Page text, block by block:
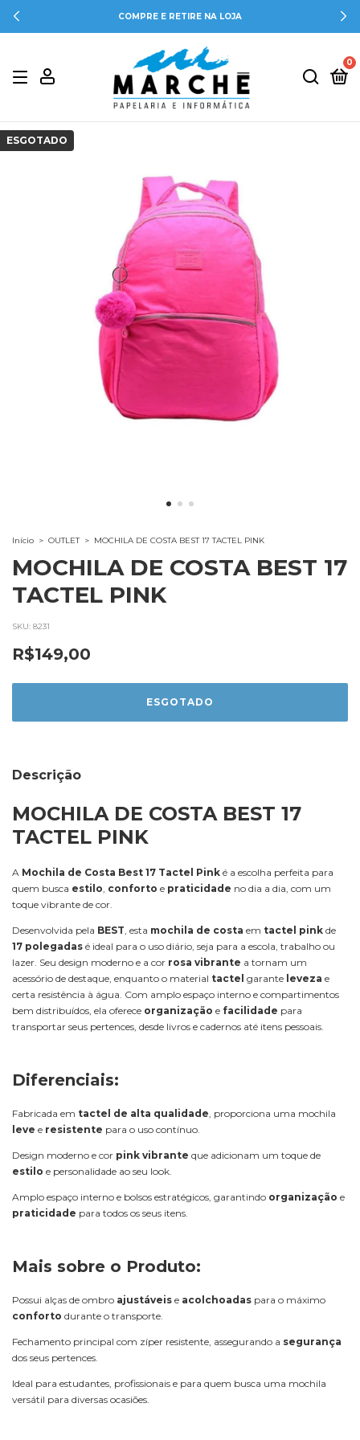
COMPRE E RETIRE NA LOJA
0
ESGOTADO
Início > OUTLET > MOCHILA DE COSTA BEST 17 TACTEL PINK
MOCHILA DE COSTA BEST 17
TACTEL PINK
SKU: 8231
R$149,00
Descrição
MOCHILA DE COSTA BEST 17
TACTEL PINK
A Mochila de Costa Best 17 Tactel Pink é a escolha perfeita para
quem busca estilo conforto e praticidade no dia a dia, com um
toque vibrante de cor.
Desenvolvida pela BEST , esta mochila de costa em tactel pink de
17 polegadas é ideal para o uso diário, seja para a escola, trabalho ou
lazer. Seu design moderno e a cor rosa vibrante a tornam um
acessório de destaque, enquanto o material tactel garante leveza e
certa resistência à água. Com amplo espaço interno e compartimentos
bem distribuídos, ela oferece organização e facilidade para
transportar seus pertences, desde livros e cadernos até itens pessoais.
Diferenciais:
Fabricada em tactel de alta qualidade , proporciona uma mochila
leve e resistente para o uso contínuo.
Design moderno e cor pink vibrante que adicionam um toque de
estilo e personalidade ao seu look.
Amplo espaço interno e bolsos estratégicos, garantindo organização e
praticidade para todos os seus itens.
Mais sobre o Produto:
Possui alças de ombro ajustáveis e acolchoadas para o máximo
conforto durante o transporte.
Fechamento principal com zíper resistente, assegurando a segurança
dos seus pertences.
Ideal para estudantes, profissionais e para quem busca uma mochila
versátil para diversas ocasiões.